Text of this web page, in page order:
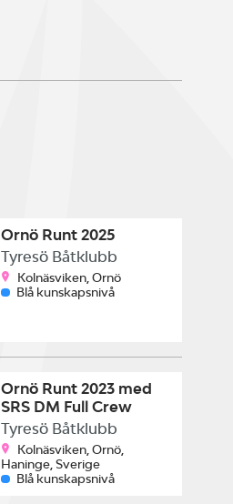
Ornö Runt 2025
Tyresö Båtklubb
Kolnäsviken, Ornö
Blå kunskapsnivå
Ornö Runt 2023 med
SRS DM Full Crew
Tyresö Båtklubb
Kolnäsviken, Ornö,
Haninge, Sverige
Blå kunskapsnivå